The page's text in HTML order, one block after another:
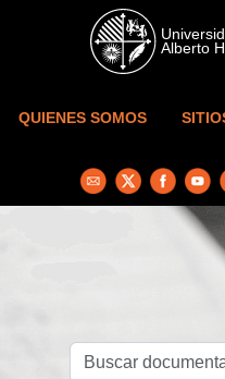
Skip to main content
QUIENES SOMOS